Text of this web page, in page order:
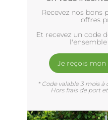
Recevez nos bons
offres
Et recevez un code
Je reçois
* Code valable 3 mois
Hors frais de port